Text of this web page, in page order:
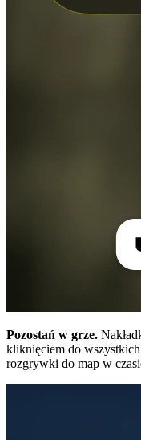
Pozostań w grze.
kliknięciem do
rozgrywki do map w